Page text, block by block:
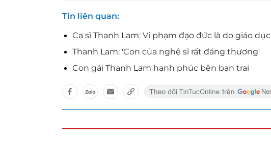
Tin liên quan
Ca sĩ Thanh Lam: Vi phạm đạo đức là do giáo dục
Thanh Lam: 'Con của nghệ sĩ rất đáng thương'
Con gái Thanh Lam hạnh phúc bên bạn trai